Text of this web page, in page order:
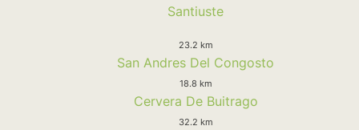
Santiuste
23.2 km
San Andres Del Congosto
18.8 km
Cervera De Buitrago
32.2 km